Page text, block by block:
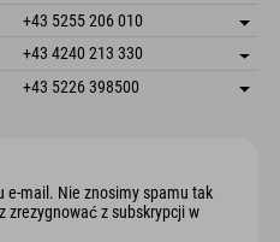
Książka
Zapisz adres
Informacje o przyjeździe
Książka
+43 5255 206 010
Zapisz adres
Książka
+43 4240 213 330
Zapisz adres
Informacje o przyjeździe
+43 5226 398500
e-mail. Nie znosimy spamu tak
zrezygnować z subskrypcji w